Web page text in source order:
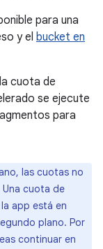
para una
y el bucket en
cuota de
se ejecute
para
las cuotas no
cuota de
app está en
plano. Por
continuar en